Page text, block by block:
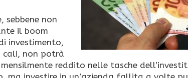
sebbene non
il boom
investimento,
cali, non potrà
reddito nelle tasche